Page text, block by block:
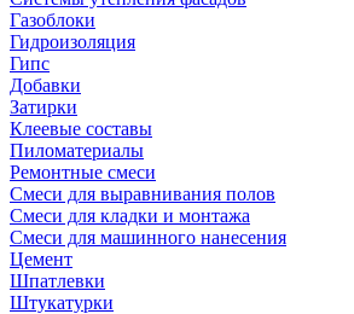
Газоблоки
Гидроизоляция
Гипс
Добавки
Затирки
Клеевые составы
Пиломатериалы
Ремонтные смеси
Смеси для выравнивания полов
Смеси для кладки и монтажа
Смеси для машинного нанесения
Цемент
Шпатлевки
Штукатурки